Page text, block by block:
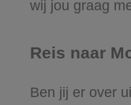
wij jou graag
Reis naar
Ben jij er over